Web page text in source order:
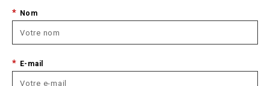
Nom
E-mail